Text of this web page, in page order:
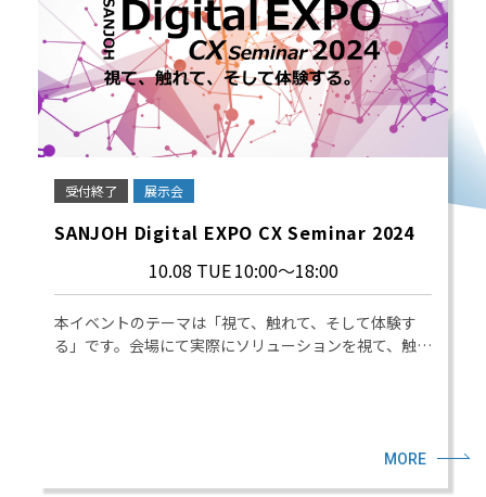
受付終了 展示会
SANJOH Digital EXPO CX Seminar 2024
10.08 TUE10:00～18:00
本イベントのテーマは「視て、触れて、そして体験す
る」です。会場にて実際にソリューションを視て、触…
MORE